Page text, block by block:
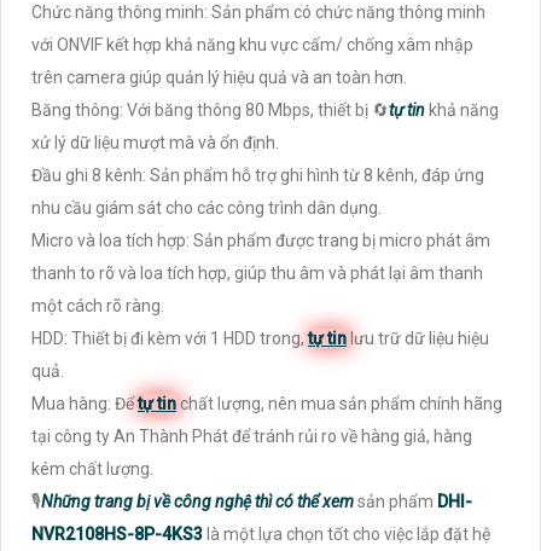
Chức năng thông minh: Sản phẩm có chức năng thông minh
với ONVIF kết hợp khả năng khu vực cấm/ chống xâm nhập
trên camera giúp quản lý hiệu quả và an toàn hơn.
Băng thông: Với băng thông 80 Mbps, thiết bị 🔄tự tinkhả năng
xử lý dữ liệu mượt mà và ổn định.
Đầu ghi 8 kênh: Sản phẩm hỗ trợ ghi hình từ 8 kênh, đáp ứng
nhu cầu giám sát cho các công trình dân dụng.
Micro và loa tích hợp: Sản phẩm được trang bị micro phát âm
thanh to rõ và loa tích hợp, giúp thu âm và phát lại âm thanh
một cách rõ ràng.
HDD: Thiết bị đi kèm với 1 HDD trong,tự tinlưu trữ dữ liệu hiệu
quả.
Mua hàng: Đểtự tinchất lượng, nên mua sản phẩm chính hãng
tại công ty An Thành Phát để tránh rủi ro về hàng giả, hàng
kém chất lượng.
🎙Những trang bị về công nghệ thì có thể xemsản phẩm DHI-
NVR2108HS-8P-4KS3là một lựa chọn tốt cho việc lắp đặt hệ